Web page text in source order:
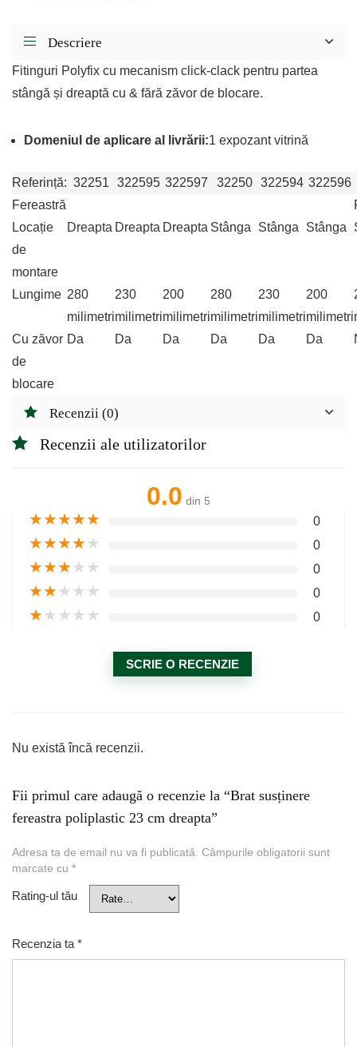
Descriere
Fitinguri Polyfix cu mecanism click-clack pentru partea
stângă și dreaptă cu & fără zăvor de blocare.
Domeniul de aplicare al livrării:1 expozant vitrină
Referință: 32251 322595 322597 32250 322594 322596
Fereastră
Locație
de
montare
Dreapta Dreapta Dreapta Stânga Stânga Stânga
Lungime 280
milimetri
230
milimetri
200
milimetri
280
milimetri
230
milimetri
200
milimetri
Cu zăvor
de
blocare
Da Da Da Da Da Da
Recenzii (0)
Recenzii ale utilizatorilor
0.0 din 5
★★★★★ 0
★★★★★ 0
★★★★★ 0
★★★★★ 0
★★★★★ 0
SCRIE O RECENZIE
Nu există încă recenzii.
Fii primul care adaugă o recenzie la “Brat susținere
fereastra poliplastic 23 cm dreapta”
Adresa ta de email nu va fi publicată. Câmpurile obligatorii sunt
marcate cu *
Rating-ul tău
Recenzia ta *